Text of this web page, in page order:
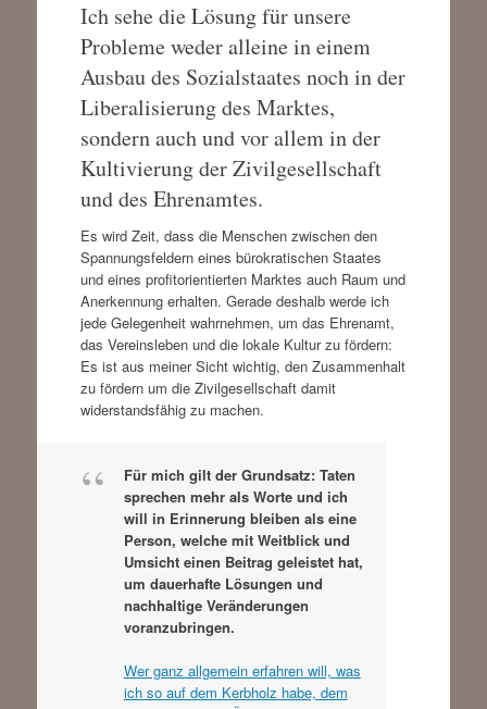
Ich sehe die Lösung für unsere
Probleme weder alleine in einem
Ausbau des Sozialstaates noch in der
Liberalisierung des Marktes,
sondern auch und vor allem in der
Kultivierung der Zivilgesellschaft
und des Ehrenamtes.
Es wird Zeit, dass die Menschen zwischen den
Spannungsfeldern eines bürokratischen Staates
und eines profitorientierten Marktes auch Raum und
Anerkennung erhalten. Gerade deshalb werde ich
jede Gelegenheit wahrnehmen, um das Ehrenamt,
das Vereinsleben und die lokale Kultur zu fördern:
Es ist aus meiner Sicht wichtig, den Zusammenhalt
zu fördern um die Zivilgesellschaft damit
widerstandsfähig zu machen.
Für mich gilt der Grundsatz: Taten
sprechen mehr als Worte und ich
will in Erinnerung bleiben als eine
Person, welche mit Weitblick und
Umsicht einen Beitrag geleistet hat,
um dauerhafte Lösungen und
nachhaltige Veränderungen
voranzubringen.
Wer ganz allgemein erfahren will, was
ich so auf dem Kerbholz habe, dem